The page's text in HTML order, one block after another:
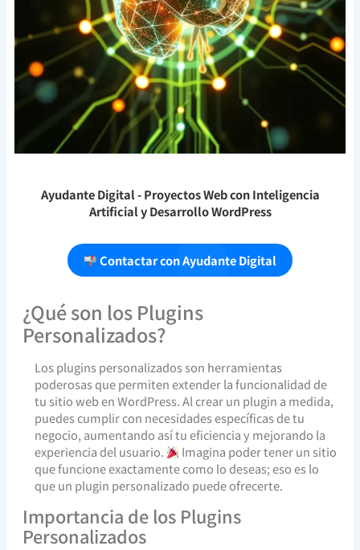
Ayudante Digital- Proyectos Web con Inteligencia
Artificial y Desarrollo WordPress
Contactar con Ayudante Digital
¿Qué son los Plugins
Personalizados?
Los plugins personalizados son herramientas
poderosas que permiten extender la funcionalidad de
tu sitio web en WordPress. Al crear un plugin a medida,
puedes cumplir con necesidades específicas de tu
negocio, aumentando así tu eficiencia y mejorando la
experiencia del usuario.
Imagina poder tener un sitio
que funcione exactamente como lo deseas; eso es lo
que un plugin personalizado puede ofrecerte.
Importancia de los Plugins
Personalizados